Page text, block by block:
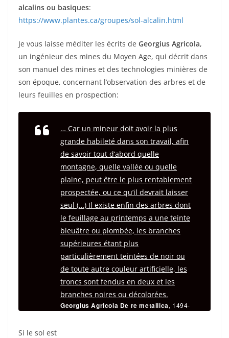
alcalins ou basiques:
https://www.plantes.ca/groupes/sol-alcalin.html
Je vous laisse méditer les écrits de Georgius Agricola,
un ingénieur des mines du Moyen Age, qui décrit dans
son manuel des mines et des technologies minières de
son époque, concernant l’observation des arbres et de
leurs feuilles en prospection:
… Car un mineur doit avoir la plus
grande habileté dans son travail, afin
de savoir tout d’abord quelle
montagne, quelle vallée ou quelle
plaine, peut être le plus rentablement
prospectée, ou ce qu’il devrait laisser
seul (…) Il existe enfin des arbres dont
le feuillage au printemps a une teinte
bleuâtre ou plombée, les branches
supérieures étant plus
particulièrement teintées de noir ou
de toute autre couleur artificielle, les
troncs sont fendus en deux et les
branches noires ou décolorées.
Georgius Agricola De re metallica, 1494-
Si le sol est